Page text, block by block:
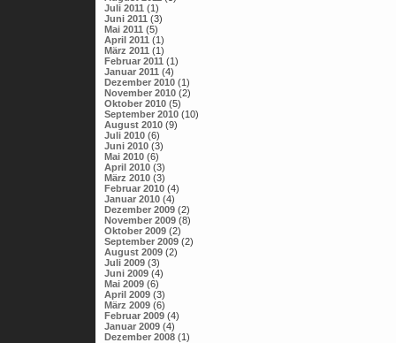
Juli 2011 (1)
Juni 2011 (3)
Mai 2011 (5)
April 2011 (1)
März 2011 (1)
Februar 2011 (1)
Januar 2011 (4)
Dezember 2010(1)
November 2010(2)
Oktober 2010(5)
September 2010(10)
August 2010(9)
Juli 2010(6)
Juni 2010(3)
Mai 2010(6)
April 2010(3)
März 2010(3)
Februar 2010(4)
Januar 2010(4)
Dezember 2009(2)
November 2009(8)
Oktober 2009(2)
September 2009(2)
August 2009(2)
Juli 2009(3)
Juni 2009(4)
Mai 2009(6)
April 2009(3)
März 2009(6)
Februar 2009(4)
Januar 2009(4)
Dezember 2008(1)